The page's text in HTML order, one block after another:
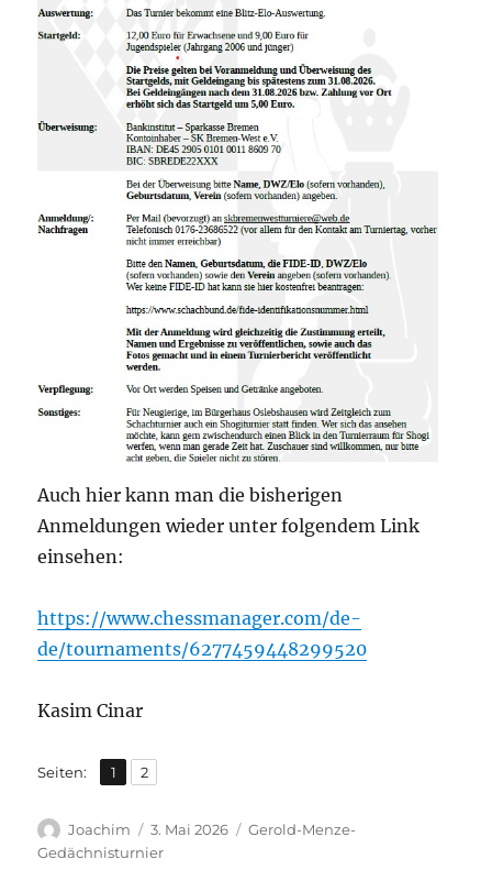
Auch hier kann man die bisherigen
Anmeldungen wieder unter folgendem Link
einsehen:
https://www.chessmanager.com/de-
de/tournaments/6277459448299520
Kasim Cinar
Seiten: Seite
1 ,
Seite
2
Autor
Joachim
Veröffentlicht
am
3. Mai 2026 Kategorien
Gerold-Menze-
Gedächnisturnier